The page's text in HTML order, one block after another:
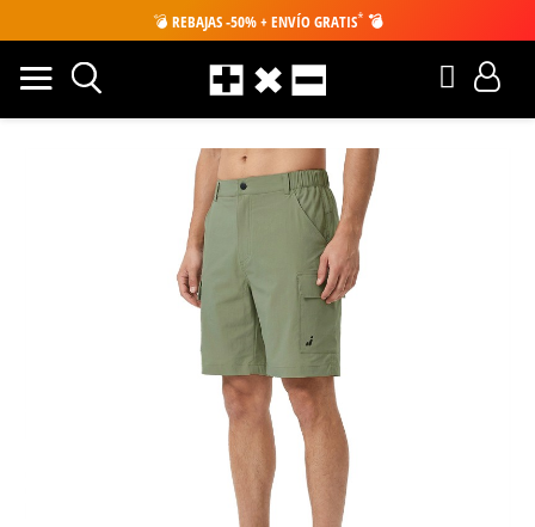
💣 REBAJAS -50% + ENVÍO GRATIS* 💣